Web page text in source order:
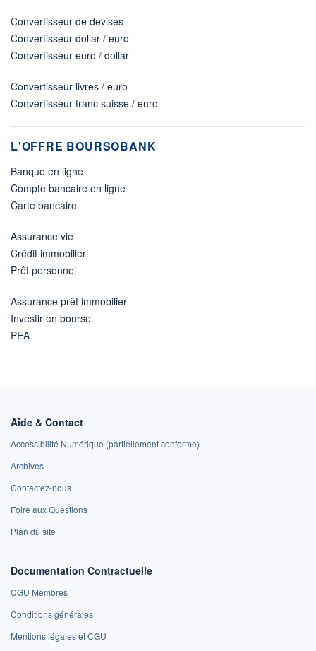
Convertisseur de devises
Convertisseur dollar / euro
Convertisseur euro / dollar
Convertisseur livres / euro
Convertisseur franc suisse / euro
L'OFFRE BOURSOBANK
Banque en ligne
Compte bancaire en ligne
Carte bancaire
Assurance vie
Crédit immobilier
Prêt personnel
Assurance prêt immobilier
Investir en bourse
PEA
Aide & Contact
Accessibilité Numérique (partiellement conforme)
Archives
Contactez-nous
Foire aux Questions
Plan du site
Documentation Contractuelle
CGU Membres
Conditions générales
Mentions légales et CGU